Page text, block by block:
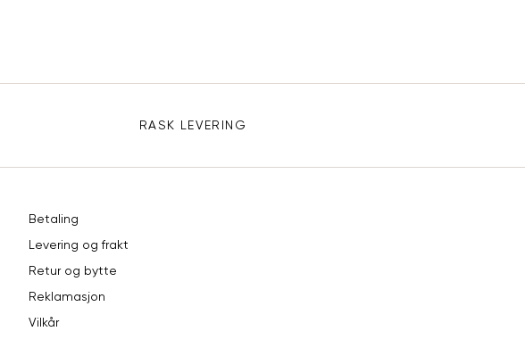
Sidebunn
RASK LEVERING
Betaling
Levering og frakt
Retur og bytte
Reklamasjon
Vilkår